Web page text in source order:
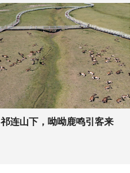
祁连山下，呦呦鹿鸣引客来